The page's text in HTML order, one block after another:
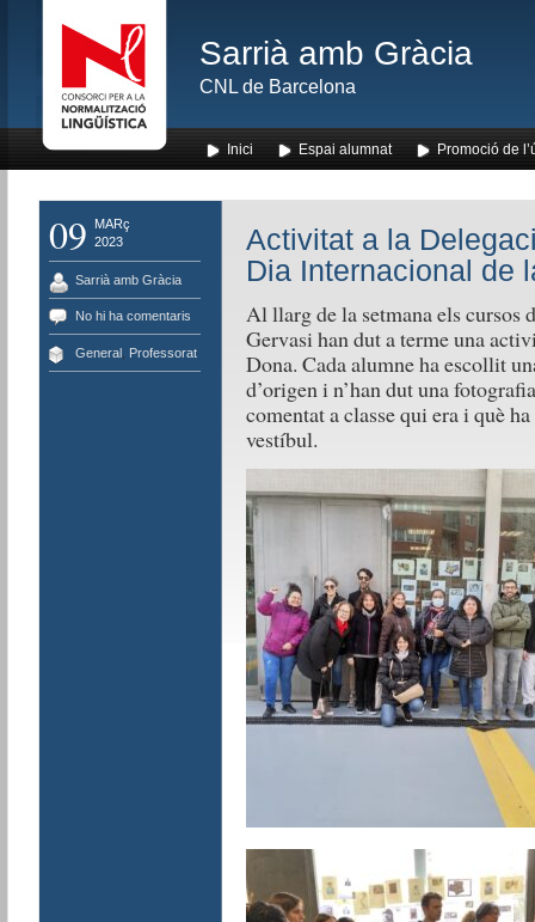
Sarrià amb Gràcia
CNL de Barcelona
Inici Espai alumnat Promoció de
09
MARç
2023
Sarrià amb Gràcia
No hi ha comentaris
General, Professorat
Activitat a la
Dia Internacional de
Al llarg de la setmana els cursos
Gervasi han dut a terme una
Dona. Cada alumne ha escollit
d’origen i n’han dut una
comentat a classe qui era i què
vestíbul.